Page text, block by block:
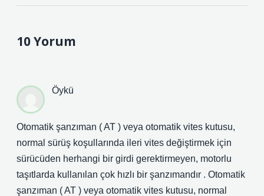
10 Yorum
Öykü
Otomatik şanzıman ( AT ) veya otomatik vites kutusu,
normal sürüş koşullarında ileri vites değiştirmek için
sürücüden herhangi bir girdi gerektirmeyen, motorlu
taşıtlarda kullanılan çok hızlı bir şanzımandır . Otomatik
şanzıman ( AT ) veya otomatik vites kutusu, normal